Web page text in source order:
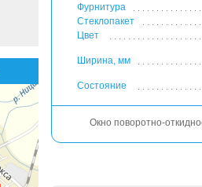
Фурнитура
Стеклопакет
Цвет
Ширина, мм
Состояние
Окно поворотно-